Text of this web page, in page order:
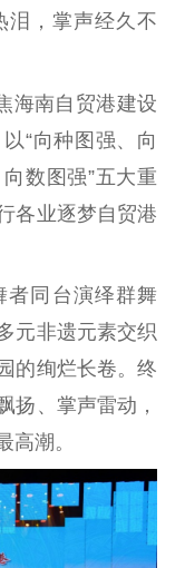
泪，掌声经久不
海南自贸港建设
“向种图强、向
数图强”五大重
各业逐梦自贸港
者同台演绎群舞
元非遗元素交织
的绚烂长卷。终
扬、掌声雷动，
高潮。